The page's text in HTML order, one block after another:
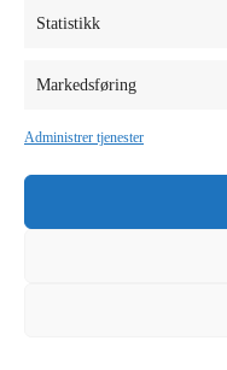
Statistikk
Markedsføring
Administrer tjenester